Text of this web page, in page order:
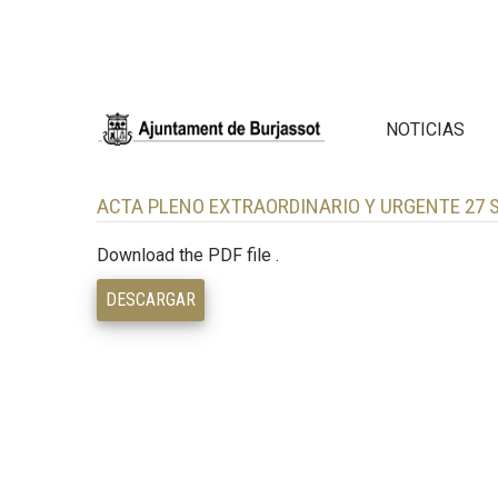
NOTICIAS
ACTA PLENO EXTRAORDINARIO Y URGENTE 27
Download the PDF file .
DESCARGAR